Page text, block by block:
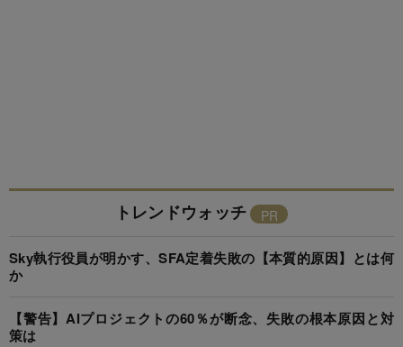
トレンドウォッチ
Sky執行役員が明かす、SFA定着失敗の【本質的原因】とは何
か
【警告】AIプロジェクトの60％が断念、失敗の根本原因と対
策は